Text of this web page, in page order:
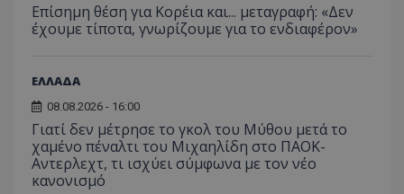
Επίσημη θέση για Κορέια και... μεταγραφή: «Δεν
έχουμε τίποτα, γνωρίζουμε για το ενδιαφέρον»
ΕΛΛΑΔΑ
08.08.2026 - 16:00
Γιατί δεν μέτρησε το γκολ του Μύθου μετά το
χαμένο πέναλτι του Μιχαηλίδη στο ΠΑΟΚ-
Αντερλεχτ, τι ισχύει σύμφωνα με τον νέο
κανονισμό